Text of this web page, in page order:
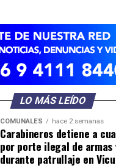
LO MÁS LEÍDO
COMUNALES hace 2 semanas
Carabineros detiene a
por porte ilegal de armas
durante patrullaje en